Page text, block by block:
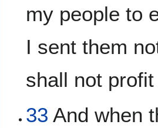
my people to
I sent them
shall not
33 And when